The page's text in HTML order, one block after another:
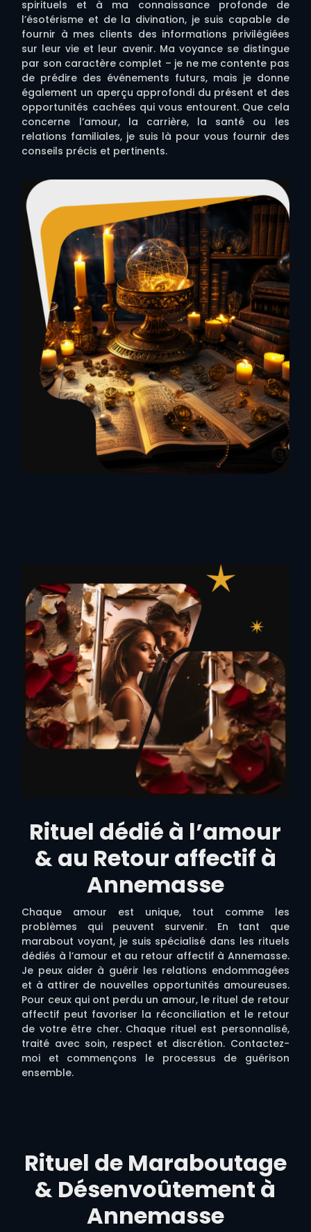
spirituels et à ma connaissance profonde de
l’ésotérisme et de la divination, je suis capable de
fournir à mes clients des informations privilégiées
sur leur vie et leur avenir. Ma voyance se distingue
par son caractère complet – je ne me contente pas
de prédire des événements futurs, mais je donne
également un aperçu approfondi du présent et des
opportunités cachées qui vous entourent. Que cela
concerne l’amour, la carrière, la santé ou les
relations familiales, je suis là pour vous fournir des
conseils précis et pertinents.
Rituel dédié à l’amour
& au Retour affectif à
Annemasse
Chaque amour est unique, tout comme les
problèmes qui peuvent survenir. En tant que
marabout voyant, je suis spécialisé dans les rituels
dédiés à l’amour et au retour affectif à Annemasse.
Je peux aider à guérir les relations endommagées
et à attirer de nouvelles opportunités amoureuses.
Pour ceux qui ont perdu un amour, le rituel de retour
affectif peut favoriser la réconciliation et le retour
de votre être cher. Chaque rituel est personnalisé,
traité avec soin, respect et discrétion. Contactez-
moi et commençons le processus de guérison
ensemble.
Rituel de Maraboutage
& Désenvoûtement à
Annemasse